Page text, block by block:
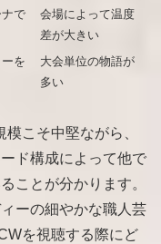
で
会場によって温度
差が大きい
を
大会単位の物語が
多い
こそ中堅ながら、
ド構成によって他で
ことが分かります。
ーの細やかな職人芸
を視聴する際にど